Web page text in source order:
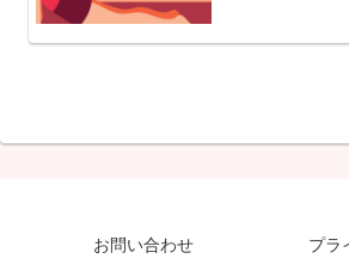
お問い合わせ
プラ